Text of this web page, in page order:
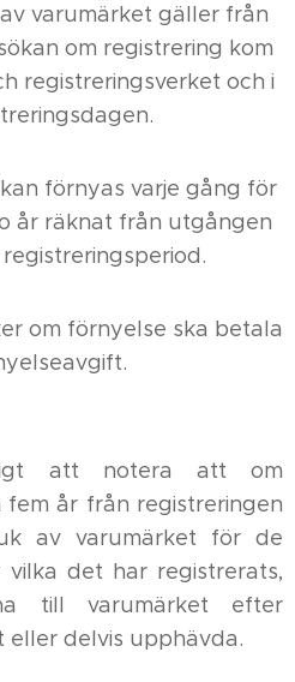
varumärket gäller från
om registrering kom
registreringsverket och i
förnyas varje gång för
år räknat från utgången
om förnyelse ska betala
att notera att om
fem år från registreringen
av varumärket för de
det har registrerats,
till varumärket efter
eller delvis upphävda.